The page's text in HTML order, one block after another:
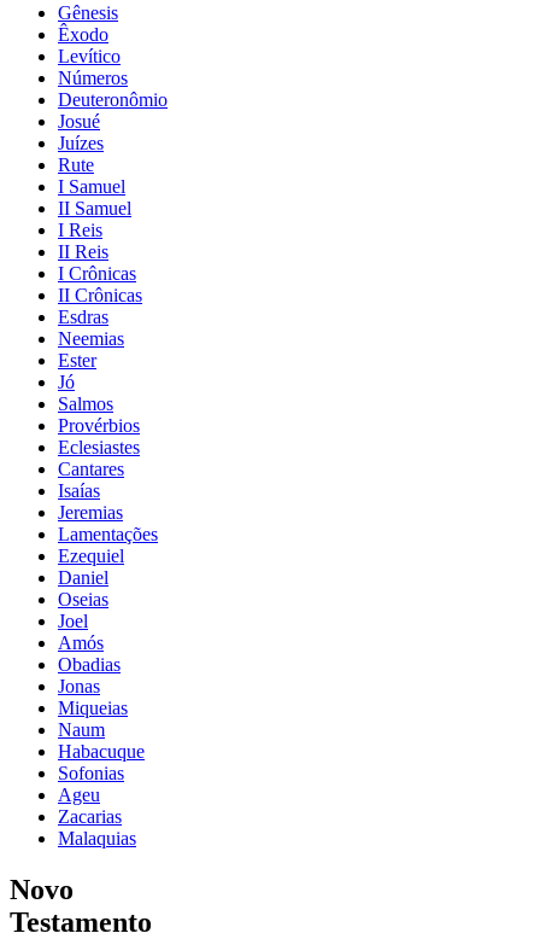
Gênesis
Êxodo
Levítico
Números
Deuteronômio
Josué
Juízes
Rute
I Samuel
II Samuel
I Reis
II Reis
I Crônicas
II Crônicas
Esdras
Neemias
Ester
Jó
Salmos
Provérbios
Eclesiastes
Cantares
Isaías
Jeremias
Lamentações
Ezequiel
Daniel
Oseias
Joel
Amós
Obadias
Jonas
Miqueias
Naum
Habacuque
Sofonias
Ageu
Zacarias
Malaquias
Novo
Testamento